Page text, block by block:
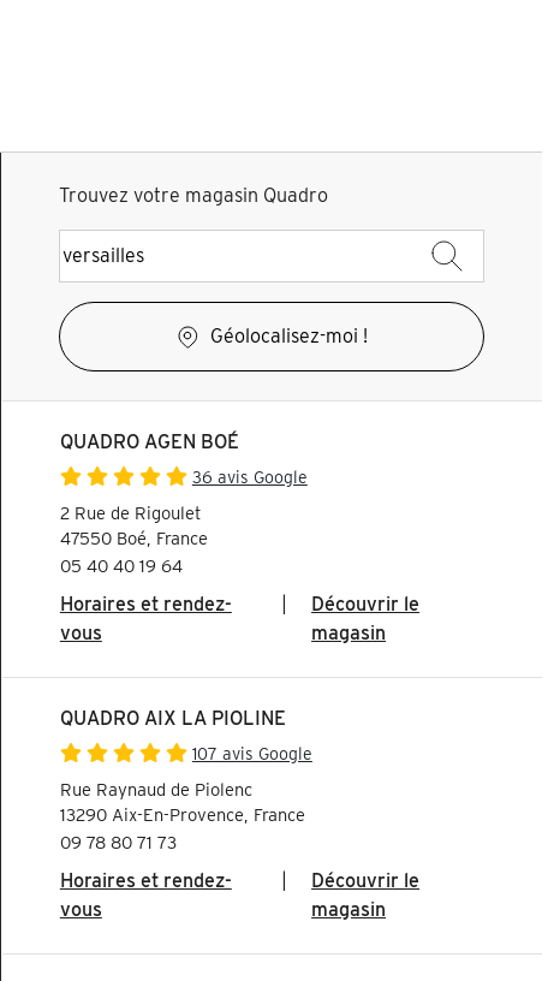
Trouvez votre magasin Quadro
Géolocalisez-moi !
QUADRO AGEN BOÉ
36 avis Google
2 Rue de Rigoulet
47550 Boé, France
05 40 40 19 64
Horaires et rendez-
vous
Découvrir le
magasin
QUADRO AIX LA PIOLINE
107 avis Google
Rue Raynaud de Piolenc
13290 Aix-En-Provence, France
09 78 80 71 73
Horaires et rendez-
vous
Découvrir le
magasin